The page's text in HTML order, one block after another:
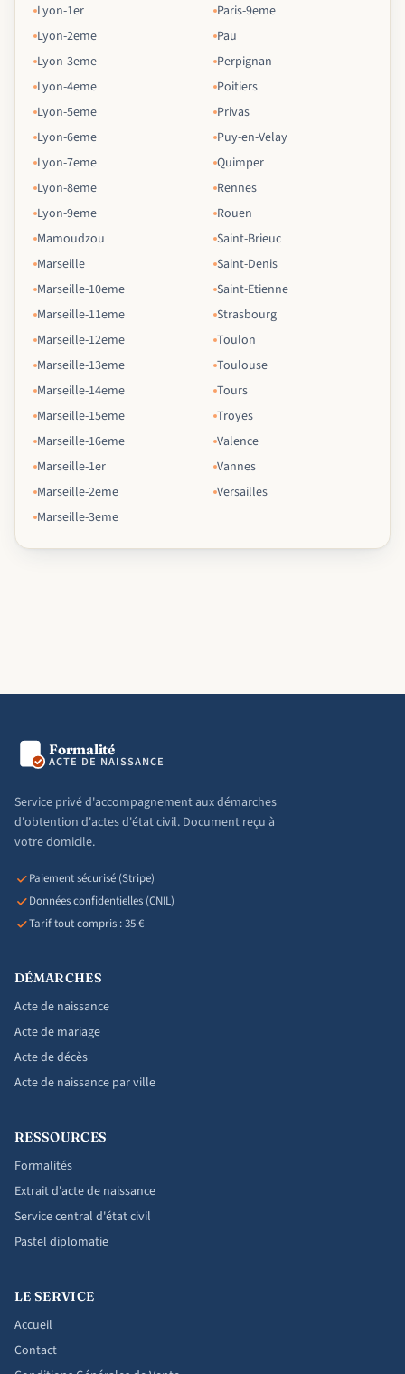
Lyon-1er
Lyon-2eme
Lyon-3eme
Lyon-4eme
Lyon-5eme
Lyon-6eme
Lyon-7eme
Lyon-8eme
Lyon-9eme
Mamoudzou
Marseille
Marseille-10eme
Marseille-11eme
Marseille-12eme
Marseille-13eme
Marseille-14eme
Marseille-15eme
Marseille-16eme
Marseille-1er
Marseille-2eme
Marseille-3eme
Paris-9eme
Pau
Perpignan
Poitiers
Privas
Puy-en-Velay
Quimper
Rennes
Rouen
Saint-Brieuc
Saint-Denis
Saint-Etienne
Strasbourg
Toulon
Toulouse
Tours
Troyes
Valence
Vannes
Versailles
Formalité
ACTE DE NAISSANCE
Service privé d'accompagnement aux démarches
d'obtention d'actes d'état civil. Document reçu à
votre domicile.
Paiement sécurisé (Stripe)
Données confidentielles (CNIL)
Tarif tout compris : 35 €
DÉMARCHES
Acte de naissance
Acte de mariage
Acte de décès
Acte de naissance par ville
RESSOURCES
Formalités
Extrait d'acte de naissance
Service central d'état civil
Pastel diplomatie
LE SERVICE
Accueil
Contact